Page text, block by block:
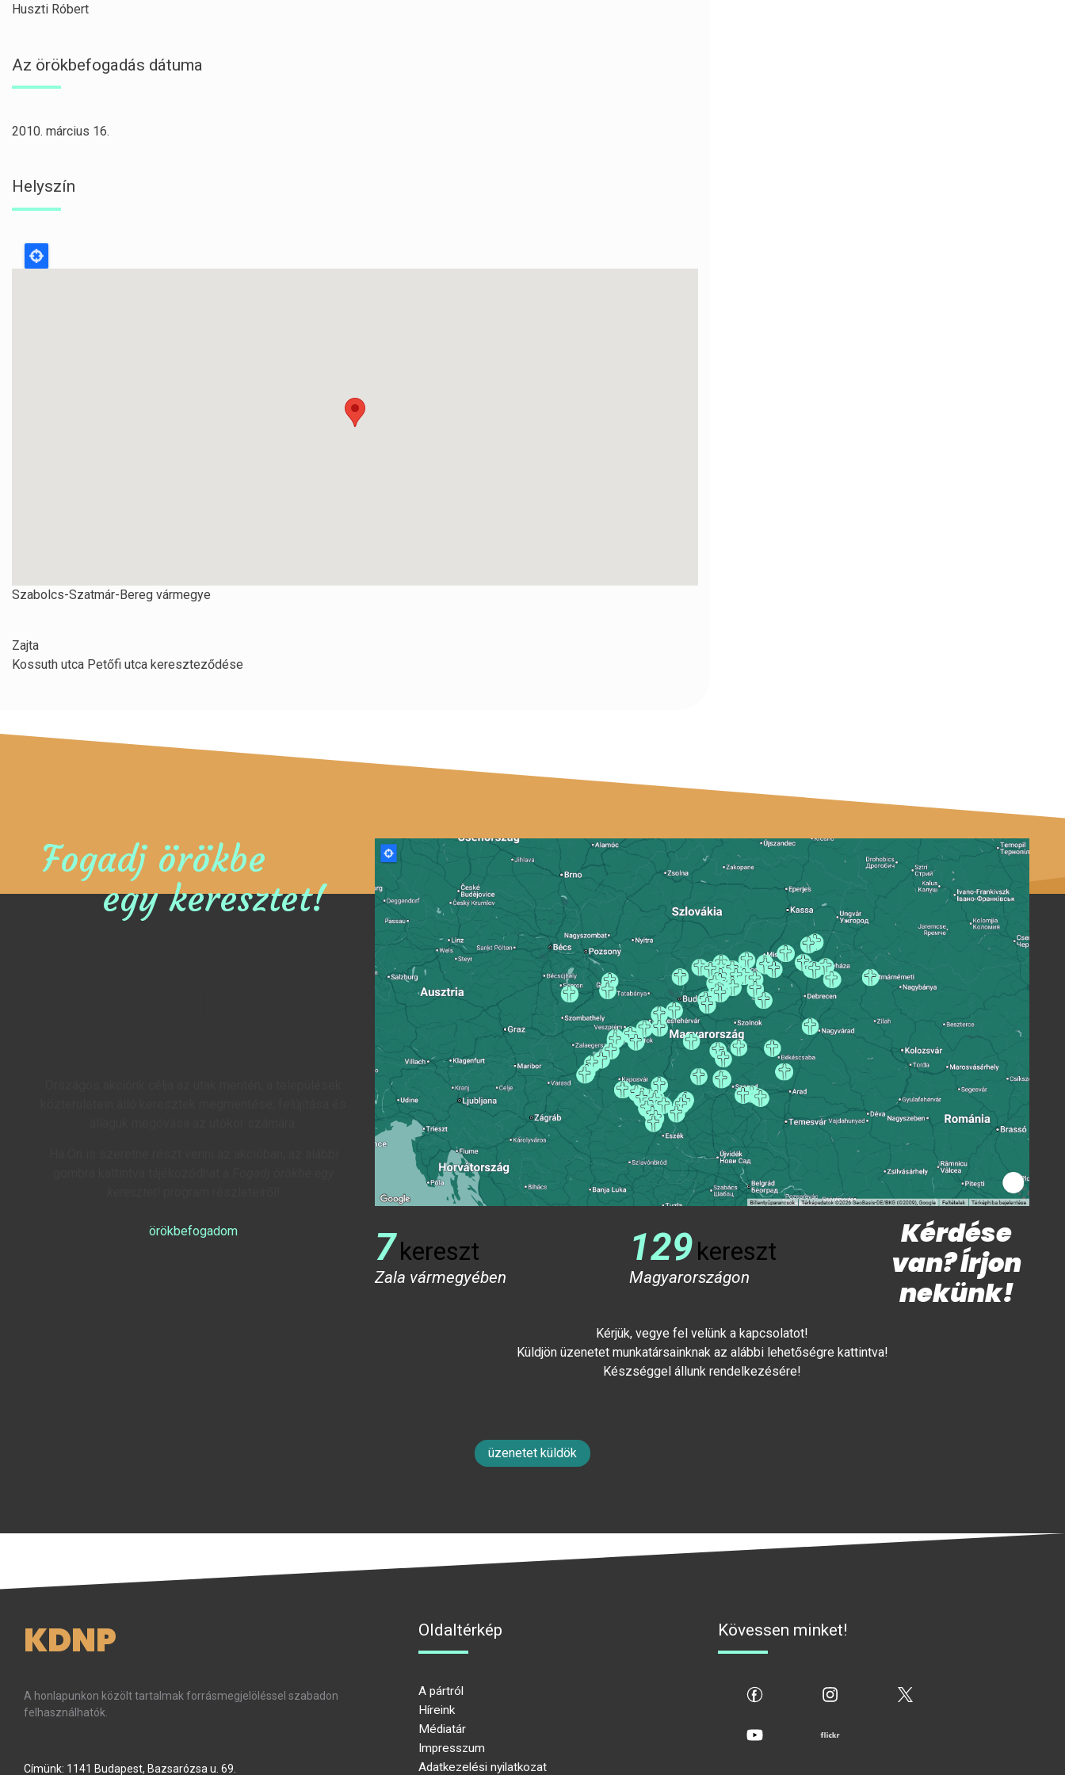
Huszti Róbert
Az örökbefogadás dátuma
2010. március 16.
Helyszín
Szabolcs-Szatmár-Bereg vármegye
Zajta
Kossuth utca Petőfi utca kereszteződése
Fogadj örökbe
egy keresztet!
örökbefogadom 7kereszt
Zala vármegyében
129kereszt
Magyarországon
Kérdése
van? Írjon
nekünk!
Kérjük, vegye fel velünk a kapcsolatot!
Küldjön üzenetet munkatársainknak az alábbi lehetőségre kattintva!
Készséggel állunk rendelkezésére!
üzenetet küldök
KDNP
A honlapunkon közölt tartalmak forrásmegjelöléssel szabadon
felhasználhatók.
Címünk: 1141 Budapest, Bazsarózsa u. 69.
Oldaltérkép
A pártról
Híreink
Médiatár
Impresszum
Adatkezelési nyilatkozat
Kövessen minket!
flickr